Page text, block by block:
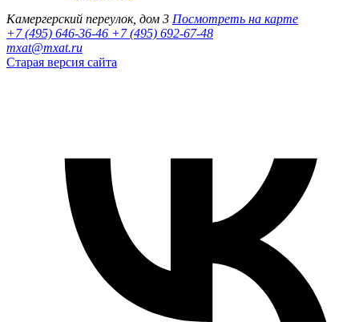
Камергерский переулок, дом 3 Посмотреть на карте
+7 (495) 646-36-46 +7 (495) 692-67-48‬
mxat@mxat.ru
Старая версия сайта